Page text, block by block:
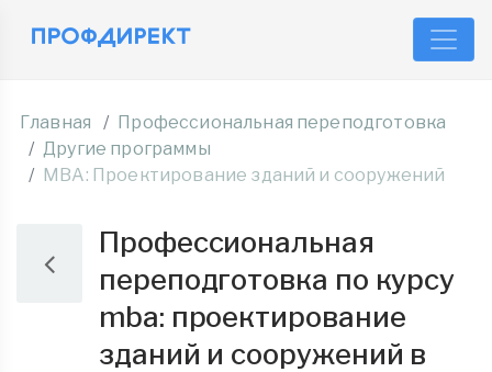
Главная
Профессиональная переподготовка
Другие программы
MBA: Проектирование зданий и сооружений
Профессиональная
переподготовка по курсу
mba: проектирование
зданий и сооружений в